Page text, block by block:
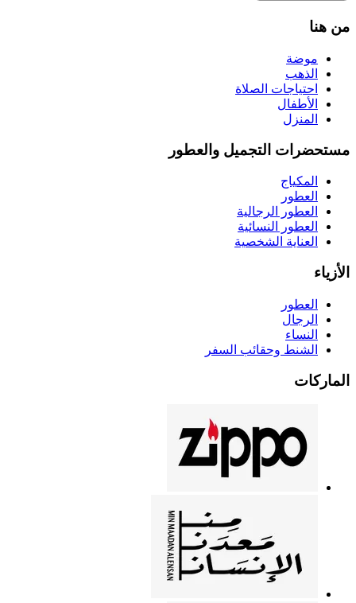
من هنا
موضة
الذهب
احتياجات الصلاة
الأطفال
المنزل
مستحضرات التجميل والعطور
المكياج
العطور
العطور الرجالية
العطور النسائية
العناية الشخصية
الأزياء
العطور
الرجال
النساء
الشنط وحقائب السفر
الماركات